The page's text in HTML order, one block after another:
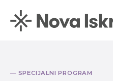
— SPECIJALNI PROGRAM